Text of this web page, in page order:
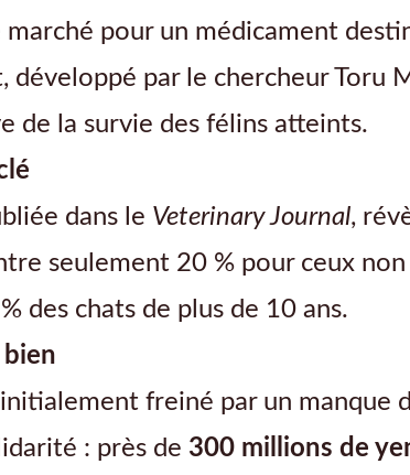
marché pour un médicament
développé par le chercheur Toru
de la survie des félins atteints.
dans le Veterinary Journal,
seulement 20 % pour ceux
des chats de plus de 10 ans.
bien
freiné par un manque
: près de 300 millions de